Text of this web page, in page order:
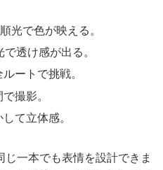
光で色が映える。
透け感が出る。
ートで挑戦。
撮影。
て立体感。
一本でも表情を設計できま